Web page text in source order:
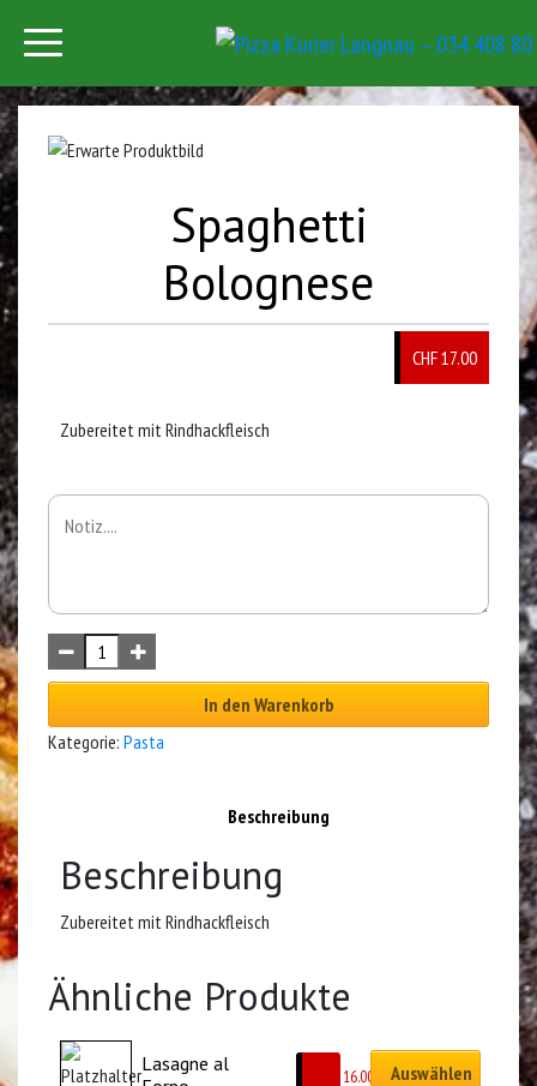
Spaghetti
Bolognese
CHF 17.00
Zubereitet mit Rindhackfleisch
In den Warenkorb
Kategorie: Pasta
Beschreibung
Beschreibung
Zubereitet mit Rindhackfleisch
Ähnliche Produkte
Lasagne al
16.00 Auswählen